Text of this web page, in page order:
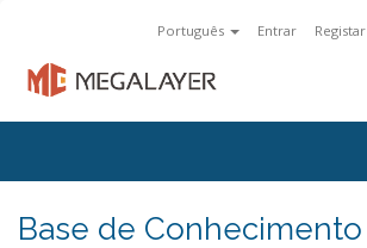
Português Entrar Registar
Base de Conhecimento